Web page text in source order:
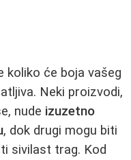
koliko će boja vašeg
Neki proizvodi,
nude izuzetno
, dok drugi mogu biti
sivilast trag. Kod